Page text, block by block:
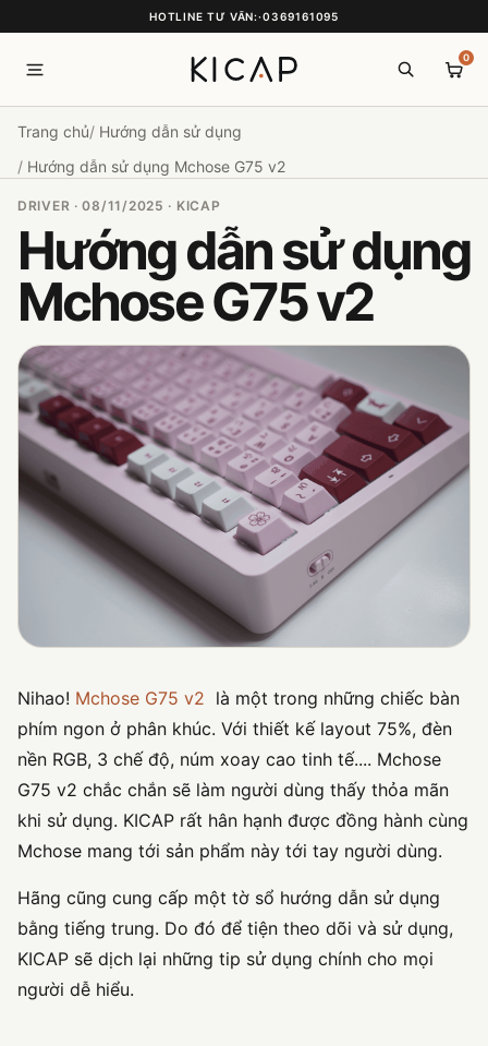
HOTLINE TƯ VẤN:·0369161095
0
Trang chủ
Hướng dẫn sử dụng
Hướng dẫn sử dụng Mchose G75 v2
DRIVER · 08/11/2025 · KICAP
Hướng dẫn sử dụng
Mchose G75 v2
Nihao! Mchose G75 v2 là một trong những chiếc bàn
phím ngon ở phân khúc. Với thiết kế layout 75%, đèn
nền RGB, 3 chế độ, núm xoay cao tinh tế.... Mchose
G75 v2 chắc chắn sẽ làm người dùng thấy thỏa mãn
khi sử dụng. KICAP rất hân hạnh được đồng hành cùng
Mchose mang tới sản phẩm này tới tay người dùng.
Hãng cũng cung cấp một tờ sổ hướng dẫn sử dụng
bằng tiếng trung. Do đó để tiện theo dõi và sử dụng,
KICAP sẽ dịch lại những tip sử dụng chính cho mọi
người dễ hiểu.